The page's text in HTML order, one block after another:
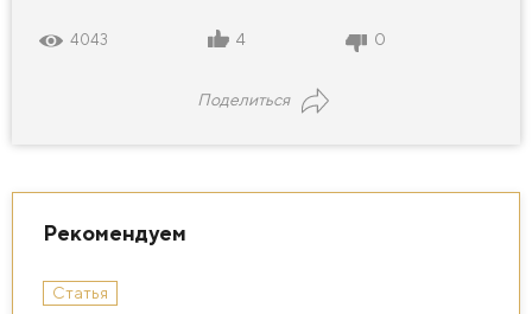
4043 4 0
Поделиться
Рекомендуем
Статья